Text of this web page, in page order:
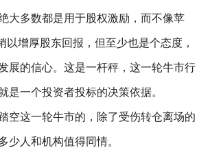
大多数都是用于股权激励，而不像苹
以增厚股东回报，但至少也是个态度，
展的信心。这是一杆秤，这一轮牛市行
是一个投资者投标的决策依据。
空这一轮牛市的，除了受伤转仓离场的
少人和机构值得同情。